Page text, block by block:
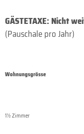
GÄSTETAXE: Nicht
(Pauschale pro Jahr)
Wohnungsgrösse
1½ Zimmer